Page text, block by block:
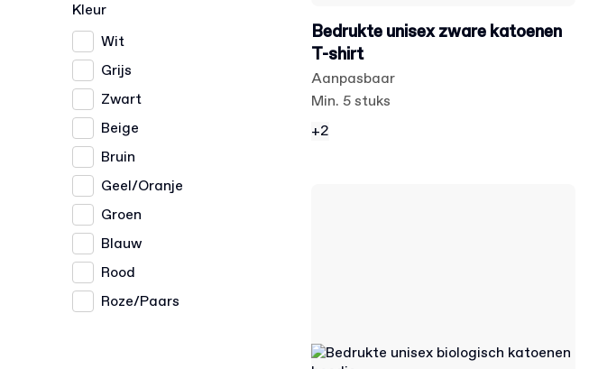
Kleur
Wit
Grijs
Zwart
Beige
Bruin
Geel/Oranje
Groen
Blauw
Rood
Roze/Paars
Bedrukte unisex zware katoenen
T-shirt
Aanpasbaar
Min. 5 stuks
+2